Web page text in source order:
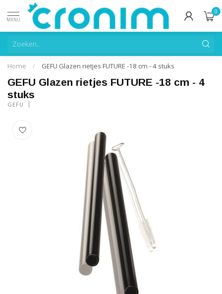
MENU
0
Home / GEFU Glazen rietjes FUTURE -18 cm - 4 stuks
GEFU Glazen rietjes FUTURE -18 cm - 4
stuks
GEFU